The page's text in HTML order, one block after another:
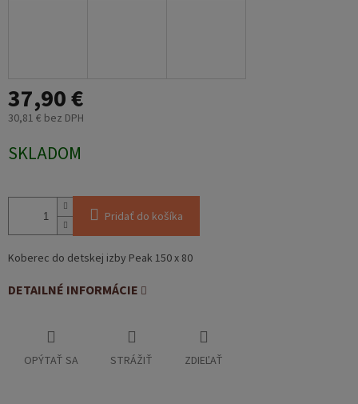
37,90 €
30,81 € bez DPH
cena:
SKLADOM
Pridať do košíka
Koberec do detskej izby Peak 150 x 80
DETAILNÉ INFORMÁCIE
OPÝTAŤ SA STRÁŽIŤ ZDIEĽAŤ